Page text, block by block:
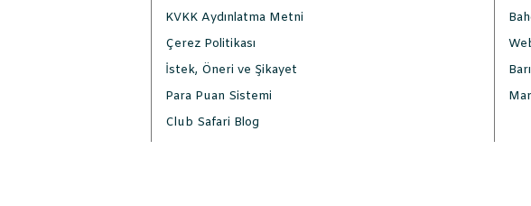
KVKK Aydınlatma Metni
Çerez Politikası
İstek, Öneri ve Şikayet
Para Puan Sistemi
Club Safari Blog